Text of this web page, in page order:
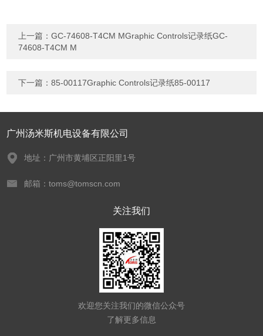
上一篇：GC-74608-T4CM MGraphic Controls记录纸GC-
74608-T4CM M
下一篇：85-00117Graphic Controls记录纸85-00117
广州汤米斯机电设备有限公司
地址：广州市黄埔区正阳里1号
邮箱：toms@tomscn.com
关注我们
欢迎您关注我们的微信公众号
了解更多信息